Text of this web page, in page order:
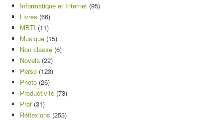
Informatique et Internet (95)
Livres (66)
MBTI (11)
Musique (15)
Non classé (6)
Novela (22)
Perso (123)
Photo (26)
Productivité (73)
Prof (31)
Réflexions (253)